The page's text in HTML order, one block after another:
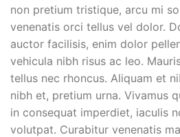
non pretium tristique, arcu mi
venenatis orci tellus vel dolor.
auctor facilisis, enim dolor
vehicula nibh risus ac leo.
tellus nec rhoncus. Aliquam et
nibh et, pretium urna. Vivamus
in consequat imperdiet, iaculis
volutpat. Curabitur venenatis